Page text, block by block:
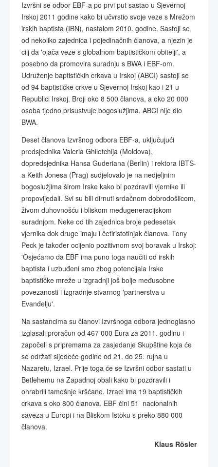
Izvršni se odbor EBF-a po prvi put sastao u Sjevernoj
Irskoj 2011 godine kako bi učvrstio svoje veze s Mrežom
irskih baptista (IBN), nastalom 2010. godine. Sastoji se
od nekoliko zajednica i pojedinačnih članova, a njezin je
cilj da 'ojača veze s globalnom baptističkom obitelji', a
posebno da promovira suradnju s BWA i EBF-om.
Udruženje baptističkih crkava u Irskoj (ABCI) sastoji se
od 94 baptističke crkve u Sjevernoj Irskoj kao i 21 u
Republici Irskoj. Broji oko 8 500 članova, a oko 20 000
osoba tjedno prisustvuje bogoslužjima. ABCI nije dio
BWA.
Deset članova Izvršnog odbora EBF-a, uključujući
predsjednika Valeria Ghiletchija (Moldova),
dopredsjednika Hansa Guderiana (Berlin) i rektora IBTS-
a Keith Jonesa (Prag) sudjelovalo je na nedjeljnim
bogoslužjima širom Irske kako bi pozdravili vjernike ili
propovijedali. Svi su bili dirnuti srdačnom dobrodošlicom,
živom duhovnošću i bliskom međugeneracijskom
suradnjom. Neke od tih zajednica broje pedesetak
vjernika dok druge imaju i četiristotinjak članova. Tony
Peck je također ocijenio pozitivnom svoj boravak u Irskoj:
'Osjećamo da EBF ima puno toga naučiti od irskih
baptista i uzbuđeni smo zbog potencijala Irske
baptističke mreže u izgradnji još bolje međusobne
povezanosti i izgradnje stvarnog 'partnerstva u
Evanđelju'.
Na sastancima su članovi Izvršnoga odbora jednoglasno
izglasali proračun od 467 000 Eura za 2011. godinu i
započeli s pripremama za zasjedanje Skupštine koja će
se održati sljedeće godine od 21. do 25. rujna u
Nazaretu, Izrael. Prije toga će se Izvršni odbor sastati u
Betlehemu na Zapadnoj obali kako bi pozdravili i
ohrabrili tamošnje kršćane. Izrael ima 19 baptističkih
crkava s oko 800 članova. EBF čini 51 nacionalnih
saveza u Europi i na Bliskom Istoku s preko 880 000
članova.
Klaus Rösler